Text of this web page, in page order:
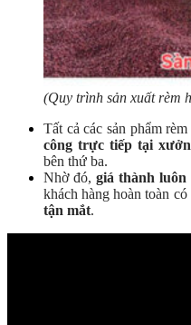
(Quy trình sản xuất rèm
Tất cả các sản phẩm
công trực tiếp tại
bên thứ ba.
Nhờ đó, giá thành
khách hàng hoàn toàn có
tận mắt.